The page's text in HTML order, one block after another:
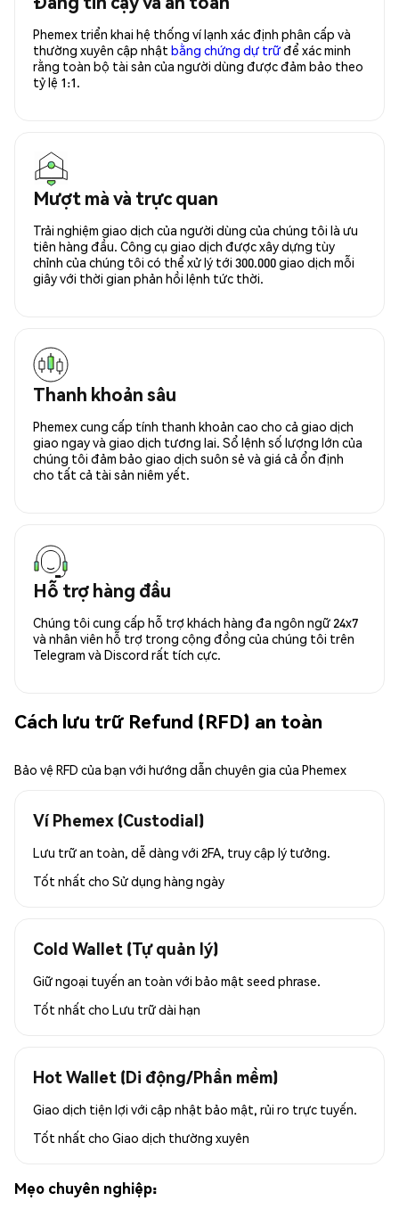
Phemex triển khai hệ thống ví lạnh xác định phân cấp và
thường xuyên cập nhật bằng chứng dự trữđể xác minh
rằng toàn bộ tài sản của người dùng được đảm bảo theo
tỷ lệ 1:1.
Mượt mà và trực quan
Trải nghiệm giao dịch của người dùng của chúng tôi là ưu
tiên hàng đầu. Công cụ giao dịch được xây dựng tùy
chỉnh của chúng tôi có thể xử lý tới 300.000 giao dịch mỗi
giây với thời gian phản hồi lệnh tức thời.
Thanh khoản sâu
Phemex cung cấp tính thanh khoản cao cho cả giao dịch
giao ngay và giao dịch tương lai. Sổ lệnh số lượng lớn của
chúng tôi đảm bảo giao dịch suôn sẻ và giá cả ổn định
cho tất cả tài sản niêm yết.
Hỗ trợ hàng đầu
Chúng tôi cung cấp hỗ trợ khách hàng đa ngôn ngữ 24x7
và nhân viên hỗ trợ trong cộng đồng của chúng tôi trên
Telegram và Discord rất tích cực.
Cách lưu trữ Refund (RFD) an toàn
Bảo vệ RFD của bạn với hướng dẫn chuyên gia của Phemex
Ví Phemex (Custodial)
Lưu trữ an toàn, dễ dàng với 2FA, truy cập lý tưởng.
Tốt nhất cho Sử dụng hàng ngày
Cold Wallet (Tự quản lý)
Giữ ngoại tuyến an toàn với bảo mật seed phrase.
Tốt nhất cho Lưu trữ dài hạn
Hot Wallet (Di động/Phần mềm)
Giao dịch tiện lợi với cập nhật bảo mật, rủi ro trực tuyến.
Tốt nhất cho Giao dịch thường xuyên
Mẹo chuyên nghiệp: